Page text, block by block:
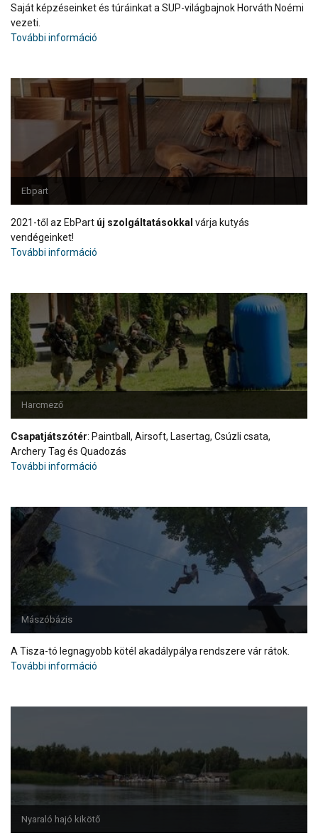
Saját képzéseinket és túráinkat a SUP-világbajnok Horváth Noémi
vezeti.
További információ
Ebpart
2021-től az EbPart új szolgáltatásokkal várja kutyás
vendégeinket!
További információ
Harcmező
Csapatjátszótér: Paintball, Airsoft, Lasertag, Csúzli csata,
Archery Tag és Quadozás
További információ
Mászóbázis
A Tisza-tó legnagyobb kötél akadálypálya rendszere vár rátok.
További információ
Nyaraló hajó kikötő